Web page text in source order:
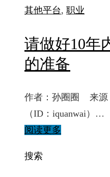
其他平台, 职业
请做好10年
的准备
作者：孙圈圈 来源
（ID：iquanwai）…
阅读更多
搜索